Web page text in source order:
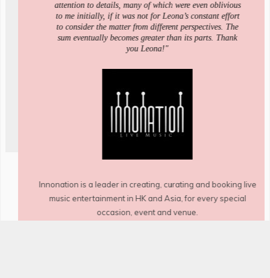
attention to details, many of which were even oblivious
to me initially, if it was not for Leona’s constant effort
to consider the matter from different perspectives. The
sum eventually becomes greater than its parts. Thank
you Leona!"
Innonation is a leader in creating, curating and booking live
music entertainment in HK and Asia, for every special
occasion, event and venue.